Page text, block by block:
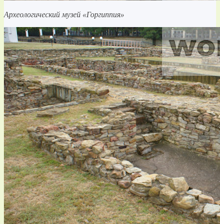
Археологический музей «Горгиппия»